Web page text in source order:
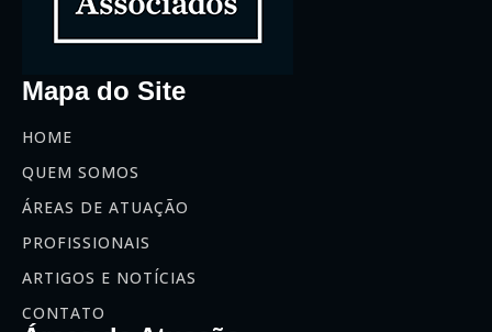
Mapa do Site
HOME
QUEM SOMOS
ÁREAS DE ATUAÇÃO
PROFISSIONAIS
ARTIGOS E NOTÍCIAS
CONTATO